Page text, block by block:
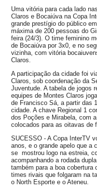
Uma vitória para cada lado
Claros e Bocaiúva na Copa
grande prestígio do público
máxima de 200 pessoas do
feira (24/3). O time feminino
de Bocaiúva por 3x0, e no
vizinha, com vitória
Claros.
A participação da cidade foi
Claros, sob coordenação da
Juventude. A tabela de jogos
equipes de Montes Claros
de Francisco Sá, a partir das
cidade. A chave Regional 1
dos Poções e Mirabela, com
colocados para as oitavas de
SUCESSO - A Copa InterTV
anos, e o grande apelo que a
se mostrou logo na estreia,
acompanhando a rodada
também para a boa cobertura
times rivais que folgaram na
o North Esporte e o Ateneu.